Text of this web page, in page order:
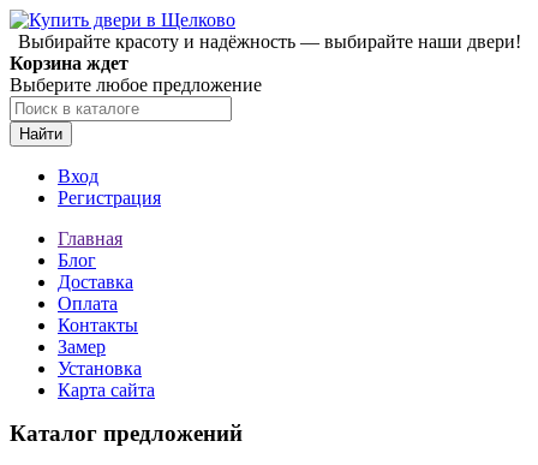
Выбирайте красоту и надёжность — выбирайте наши двери!
Корзина ждет
Выберите любое предложение
Найти
Вход
Регистрация
Главная
Блог
Доставка
Оплата
Контакты
Замер
Установка
Карта сайта
Каталог предложений